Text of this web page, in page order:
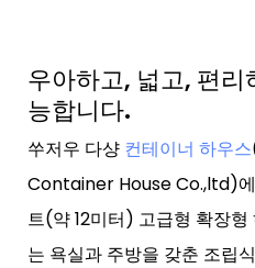
우아하고, 넓고, 편
능합니다.
쑤저우 다샹 컨테이너 하우스
Container House Co.,ltd)
트(약 12미터) 고급형 확장
는 욕실과 주방을 갖춘 조립